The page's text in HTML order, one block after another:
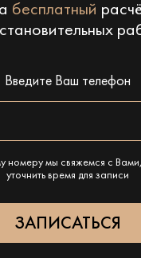
бесплатный
Введите Ваш телефон
номеру мы свяжемся с
уточнить время для записи